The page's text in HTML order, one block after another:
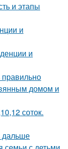
и этапы
и
и
правильно
домом и
соток.
дальше